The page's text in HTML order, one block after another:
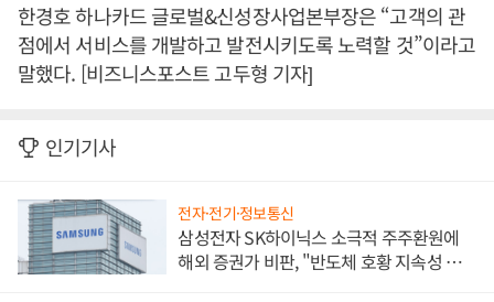
한경호 하나카드 글로벌&신성장사업본부장은 “고객의 관
점에서 서비스를 개발하고 발전시키도록 노력할 것”이라고
말했다. [비즈니스포스트 고두형 기자]
인기기사
전자·전기·정보통신
삼성전자 SK하이닉스 소극적 주주환원에
해외 증권가 비판, "반도체 호황 지속성 의